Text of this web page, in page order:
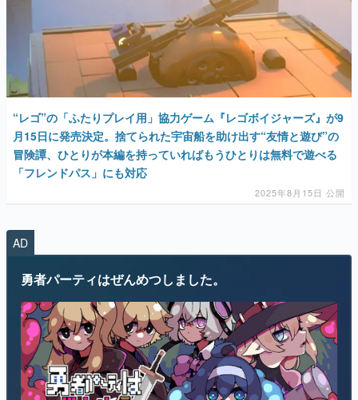
“レゴ”の「ふたりプレイ用」協力ゲーム『レゴボイジャーズ』が9
月15日に発売決定。捨てられた宇宙船を助け出す“友情と遊び”の
冒険譚、ひとりが本編を持っていればもうひとりは無料で遊べる
「フレンドパス」にも対応
2025年8月15日 公開
AD
勇者パーティはぜんめつしました。